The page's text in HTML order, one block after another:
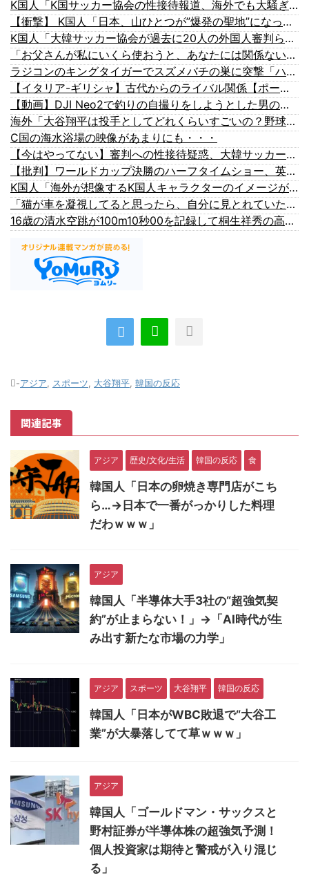
K国人「K国サッカー協会の性接待報道、海外でも大騒ぎに・・・2002年W杯4強の記録取り消しの声も」→「マジで国の恥だ」「2002年まで疑う価値があ...
【衝撃】 K国人「日本、山ひとつが”爆発の聖地”になってる」
K国人「大韓サッカー協会が過去に20人の外国人審判らに不謹慎接待をしていた証拠が揃いながらも不起訴処分に成っていた事が明らかに‥」
「お父さんが私にいくら使おうと、あなたには関係ない」そう言われた妻が家計を分けた結果…
ラジコンのキングタイガーでスズメバチの巣に突撃「ハチからしたら突然ドイツ戦車が家に来るんだぞ」【海外の反応】
【イタリア-ギリシャ】古代からのライバル関係【ポーランドボール】
【動画】DJI Neo2で釣りの自撮りをしようとした男の悲劇（ノ∇`）
海外「大谷翔平は投手としてどれくらいすごいの？野球初心者のおれに教えて」目の肥えたMLBファンが語る評価は・・・【海外の反応】
C国の海水浴場の映像があまりにも・・・
【今はやってない】審判への性接待疑惑、大韓サッカー協会が声明「現在は一切発生していない」「世界中のサッカー界関係者の皆さんにお詫び」
【批判】ワールドカップ決勝のハーフタイムショー、英紙｢BTSが出てきて悪夢かと思った｣
K国人「海外が想像するK国人キャラクターのイメージがこちら・・・」
「猫が車を凝視してると思ったら、自分に見とれていた…」（動画）
16歳の清水空跳が100m10秒00を記録して桐生祥秀の高校記録を更新、海外陸上競技ファンも大衝撃（海外の反応）
-アジア, スポーツ, 大谷翔平, 韓国の反応
関連記事
アジア 歴史/文化/生活 韓国の反応 食
韓国人「日本の卵焼き専門店がこち
ら…→日本で一番がっかりした料理
だわｗｗｗ」
アジア
韓国人「半導体大手3社の“超強気契
約”が止まらない！」→「AI時代が生
み出す新たな市場の力学」
アジア スポーツ 大谷翔平 韓国の反応
韓国人「日本がWBC敗退で“大谷工
業”が大暴落してて草ｗｗｗ」
アジア
韓国人「ゴールドマン・サックスと
野村証券が半導体株の超強気予測！
個人投資家は期待と警戒が入り混じ
る」